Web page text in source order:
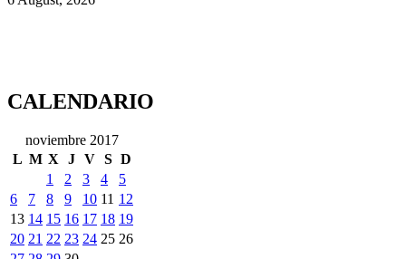
CALENDARIO
noviembre 2017
L M X J V S D
1
2 3 4
5
6
7 8 9 10 11 12
13 14 15 16 17 18 19
20 21 22 23 24 25 26